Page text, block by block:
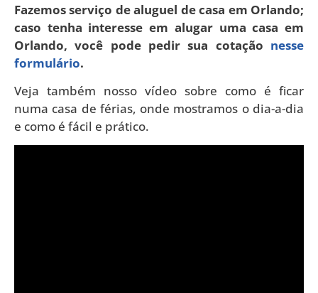
Fazemos serviço de aluguel de casa em Orlando;
caso tenha interesse em alugar uma casa em
Orlando, você pode pedir sua cotação nesse
formulário.
Veja também nosso vídeo sobre como é ficar
numa casa de férias, onde mostramos o dia-a-dia
e como é fácil e prático.